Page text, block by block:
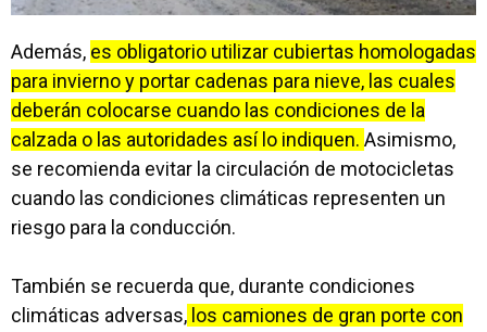
Además, es obligatorio utilizar cubiertas homologadas
para invierno y portar cadenas para nieve, las cuales
deberán colocarse cuando las condiciones de la
calzada o las autoridades así lo indiquen. Asimismo,
se recomienda evitar la circulación de motocicletas
cuando las condiciones climáticas representen un
riesgo para la conducción.
También se recuerda que, durante condiciones
climáticas adversas, los camiones de gran porte con